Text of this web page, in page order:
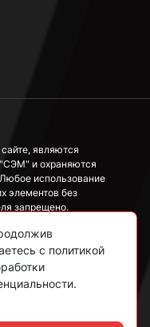
являются
и охраняются
использование
элементов без
запрещено.
исключительно
как
ГК РФ.
с политикой